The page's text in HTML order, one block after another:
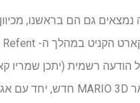
גם הם בראשנו,